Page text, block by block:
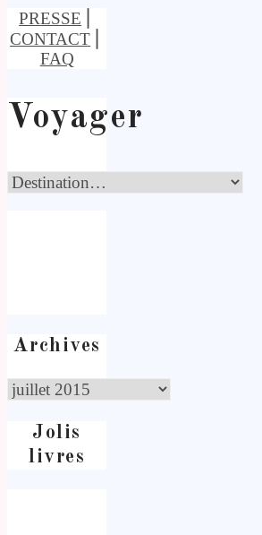
PRESSE
CONTACT
FAQ
Voyager
Archives
Jolis
livres